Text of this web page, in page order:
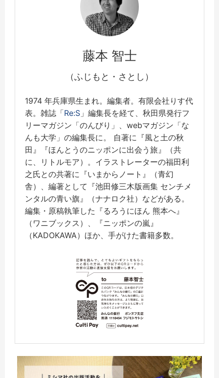
藤本 智士
（ふじもと・さとし）
1974 年兵庫県生まれ。編集者。有限会社りす代
表。雑誌「Re:S 」編集長を経て、秋田県発行フ
リーマガジン「のんびり」、webマガジン「な
んも大学」の編集長に。 自著に『風と土の秋
田』『ほんとうのニッポンに出会う旅』（共
に、リトルモア）。イラストレーターの福田利
之氏との共著に『いまからノート』（青幻
舎）、編著として『池田修三木版画集 センチメ
ンタルの青い旗』（ナナロク社）などがある。
編集・原稿執筆した『るろうにほん 熊本へ』
（ワニブックス）、『ニッポンの嵐』
（KADOKAWA）ほか、手がけた書籍多数。